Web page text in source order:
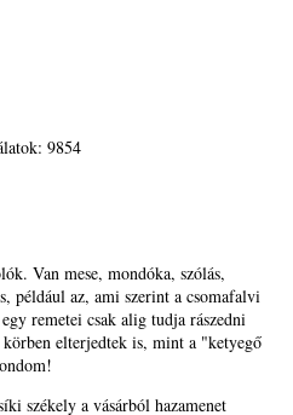
9854
Van mese, mondóka, szólás,
például az, ami szerint a csomafalvi
remetei csak alig tudja rászedni
körben elterjedtek is, mint a "ketyegő
székely a vásárból hazamenet